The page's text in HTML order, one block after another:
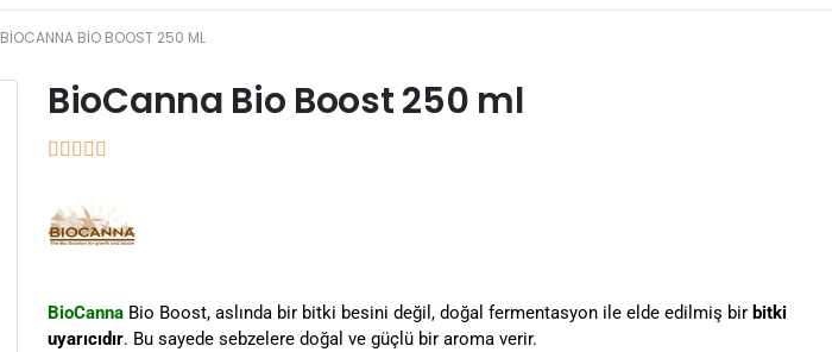
BIOCANNA BIO BOOST 250 ML
BioCanna Bio Boost 250 ml
BioCanna Bio Boost, aslında bir bitki besini değil, doğal fermentasyon ile elde edilmiş bir bitki
uyarıcıdır. Bu sayede sebzelere doğal ve güçlü bir aroma verir.